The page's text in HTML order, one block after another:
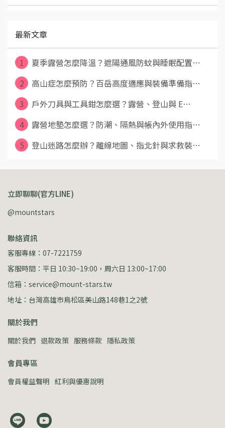
最新文章
1
夏季露營怎麼降溫？遮陽通風防蚊與睡眠配置⋯
2
高山症怎麼預防？百岳高度適應與裝備準備指⋯
3
戶外刀具與工具鉗怎麼選？露營、登山與 E⋯
4
露營地墊怎麼選？防潮、隔熱與帳內外使用指⋯
5
登山迷路怎麼辦？離線地圖、指北針與求救裝⋯
立即聊聊(官方LINE)
@mountstars
聯絡資訊
客服專線：07-7221759
客服時間：平日 10:30~19:00，周六日 13:00~17:00
信箱：service@mount-stars.tw
地址：台灣高雄市鳥松區美山路148巷1之2號
關於我們
關於我們 退款政策 服務條款 隱私政策
會員專區
會員權益聲明 紅利與優惠說明